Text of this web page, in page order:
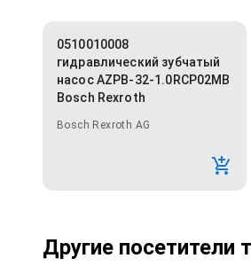
0510010008
гидравлический зубчатый
насос AZPB-32-1.0RCP02MB
Bosch Rexroth
Bosch Rexroth AG
Другие посетители